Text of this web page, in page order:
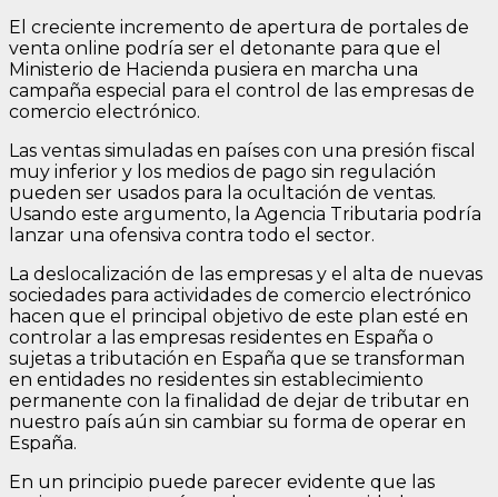
El creciente incremento de apertura de portales de
venta online podría ser el detonante para que el
Ministerio de Hacienda pusiera en marcha una
campaña especial para el control de las empresas de
comercio electrónico.
Las ventas simuladas en países con una presión fiscal
muy inferior y los medios de pago sin regulación
pueden ser usados para la ocultación de ventas.
Usando este argumento, la Agencia Tributaria podría
lanzar una ofensiva contra todo el sector.
La deslocalización de las empresas y el alta de nuevas
sociedades para actividades de comercio electrónico
hacen que el principal objetivo de este plan esté en
controlar a las empresas residentes en España o
sujetas a tributación en España que se transforman
en entidades no residentes sin establecimiento
permanente con la finalidad de dejar de tributar en
nuestro país aún sin cambiar su forma de operar en
España.
En un principio puede parecer evidente que las